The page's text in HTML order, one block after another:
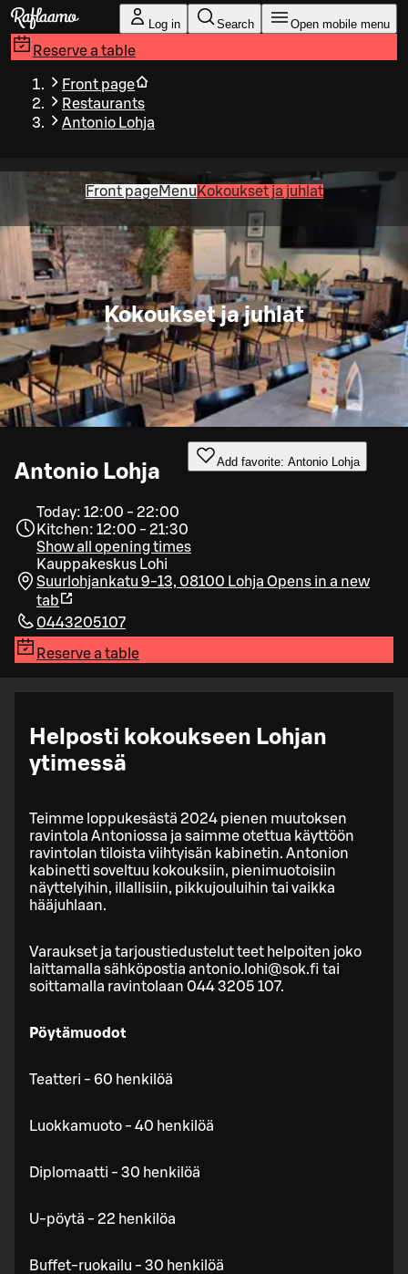
Skip to main content
Log in Search Open mobile menu
Reserve a table
Front page
Restaurants
Antonio Lohja
Front pageMenu Kokoukset ja juhlat
Kokoukset ja juhlat
Antonio Lohja Add favorite: Antonio Lohja
Today: 12:00 - 22:00
Kitchen: 12:00 - 21:30
Show all opening times
Kauppakeskus Lohi
Suurlohjankatu 9-13, 08100 Lohja Opens in a new
tab
0443205107
Reserve a table
Helposti kokoukseen Lohjan
ytimessä
Teimme loppukesästä 2024 pienen muutoksen
ravintola Antoniossa ja saimme otettua käyttöön
ravintolan tiloista viihtyisän kabinetin. Antonion
kabinetti soveltuu kokouksiin, pienimuotoisiin
näyttelyihin, illallisiin, pikkujouluihin tai vaikka
hääjuhlaan.
Varaukset ja tarjoustiedustelut teet helpoiten joko
laittamalla sähköpostia antonio.lohi@sok.fi tai
soittamalla ravintolaan 044 3205 107.
Pöytämuodot
Teatteri - 60 henkilöä
Luokkamuoto - 40 henkilöä
Diplomaatti - 30 henkilöä
U-pöytä - 22 henkilöa
Buffet-ruokailu - 30 henkilöä